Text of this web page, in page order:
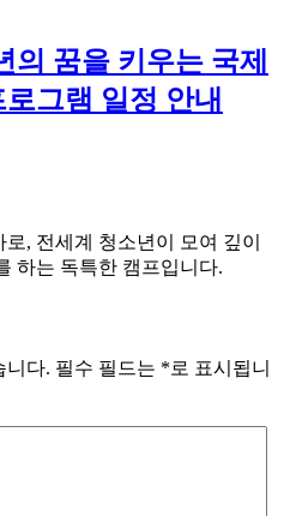
의 꿈을 키우는 국제
그램 일정 안내
, 전세계 청소년이 모여 깊이
하는 독특한 캠프입니다.
니다. 필수 필드는 *로 표시됩니